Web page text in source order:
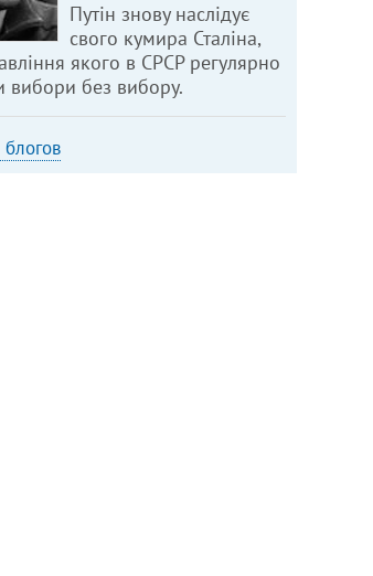
Путін знову наслідує
свого кумира Сталіна,
якого в СРСР регулярно
вибори без вибору.